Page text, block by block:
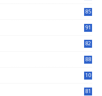
85
91
82
88
10
81